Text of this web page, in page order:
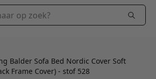
zoek?
Balder Sofa Bed Nordic Cover Soft
Frame Cover) - stof 528